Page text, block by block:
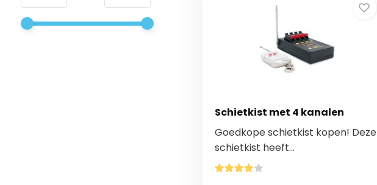
Schietkist met 4 kanalen
Goedkope schietkist kopen! Deze
schietkist heeft...